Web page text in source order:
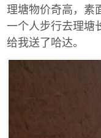
理塘物价奇高，素
一个人步行去理塘
给我送了哈达。